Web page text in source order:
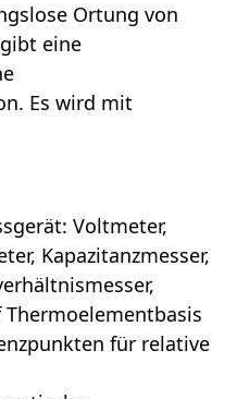
Ortung von
eine
Es wird mit
Voltmeter,
Kapazitanzmesser,
für relative